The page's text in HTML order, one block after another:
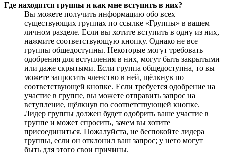
Где находятся группы и как мне вступить в них?
Вы можете получить информацию обо всех
существующих группах по ссылке «Группы» в вашем
личном разделе. Если вы хотите вступить в одну из них,
нажмите соответствующую кнопку. Однако не все
группы общедоступны. Некоторые могут требовать
одобрения для вступления в них, могут быть закрытыми
или даже скрытыми. Если группа общедоступна, то вы
можете запросить членство в ней, щёлкнув по
соответствующей кнопке. Если требуется одобрение на
участие в группе, вы можете отправить запрос на
вступление, щёлкнув по соответствующей кнопке.
Лидер группы должен будет одобрить ваше участие в
группе и может спросить, зачем вы хотите
присоединиться. Пожалуйста, не беспокойте лидера
группы, если он отклонил ваш запрос; у него могут
быть для этого свои причины.